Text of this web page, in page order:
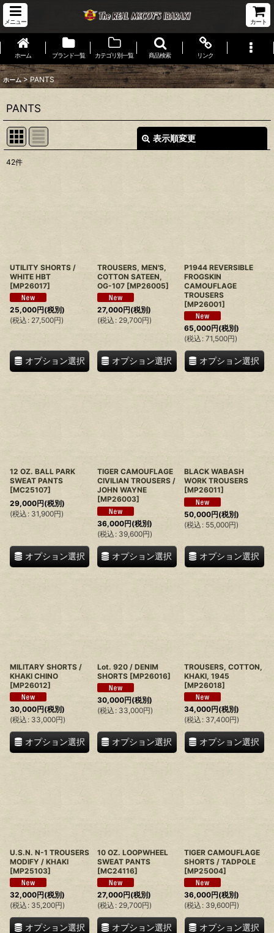
メニュー カート
ホーム ブランド一覧 カテゴリ別一覧 商品検索 リンク
ホーム > PANTS
PANTS
表示順変更
42件
UTILITY SHORTS /
WHITE HBT
[MP26017]
25,000円(税別)
(税込 : 27,500円)
オプション選択
TROUSERS, MEN'S,
COTTON SATEEN,
OG-107 [MP26005]
27,000円(税別)
(税込 : 29,700円)
オプション選択
P1944 REVERSIBLE
FROGSKIN
CAMOUFLAGE
TROUSERS
[MP26001]
65,000円(税別)
(税込 : 71,500円)
オプション選択
12 OZ. BALL PARK
SWEAT PANTS
[MC25107]
29,000円(税別)
(税込 : 31,900円)
オプション選択
TIGER CAMOUFLAGE
CIVILIAN TROUSERS /
JOHN WAYNE
[MP26003]
36,000円(税別)
(税込 : 39,600円)
オプション選択
BLACK WABASH
WORK TROUSERS
[MP26011]
50,000円(税別)
(税込 : 55,000円)
オプション選択
MILITARY SHORTS /
KHAKI CHINO
[MP26012]
30,000円(税別)
(税込 : 33,000円)
オプション選択
Lot. 920 / DENIM
SHORTS [MP26016]
30,000円(税別)
(税込 : 33,000円)
オプション選択
TROUSERS, COTTON,
KHAKI, 1945
[MP26018]
34,000円(税別)
(税込 : 37,400円)
オプション選択
U.S.N. N-1 TROUSERS
MODIFY / KHAKI
[MP25103]
32,000円(税別)
(税込 : 35,200円)
オプション選択
10 OZ. LOOPWHEEL
SWEAT PANTS
[MC24116]
27,000円(税別)
(税込 : 29,700円)
オプション選択
TIGER CAMOUFLAGE
SHORTS / TADPOLE
[MP25004]
36,000円(税別)
(税込 : 39,600円)
オプション選択